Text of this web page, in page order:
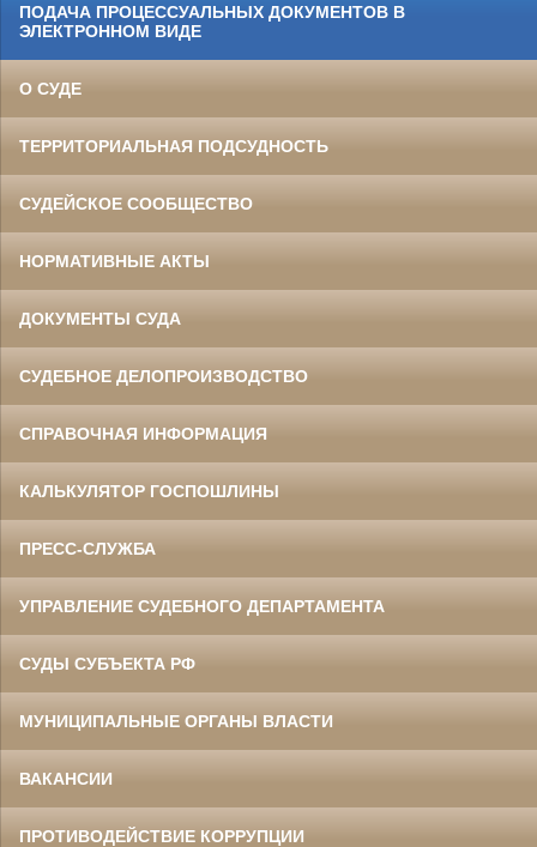
ПОДАЧА ПРОЦЕССУАЛЬНЫХ ДОКУМЕНТОВ В
ЭЛЕКТРОННОМ ВИДЕ
О СУДЕ
ТЕРРИТОРИАЛЬНАЯ ПОДСУДНОСТЬ
СУДЕЙСКОЕ СООБЩЕСТВО
НОРМАТИВНЫЕ АКТЫ
ДОКУМЕНТЫ СУДА
СУДЕБНОЕ ДЕЛОПРОИЗВОДСТВО
СПРАВОЧНАЯ ИНФОРМАЦИЯ
КАЛЬКУЛЯТОР ГОСПОШЛИНЫ
ПРЕСС-СЛУЖБА
УПРАВЛЕНИЕ СУДЕБНОГО ДЕПАРТАМЕНТА
СУДЫ СУБЪЕКТА РФ
МУНИЦИПАЛЬНЫЕ ОРГАНЫ ВЛАСТИ
ВАКАНСИИ
ПРОТИВОДЕЙСТВИЕ КОРРУПЦИИ